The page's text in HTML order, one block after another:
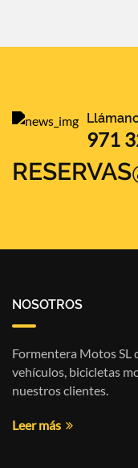
971
NOSOTROS
Formentera Motos SL
vehículos, bicicletas
nuestros clientes.
Leer más